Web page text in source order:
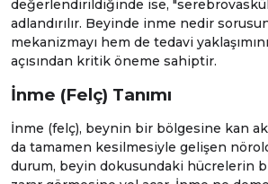
değerlendirildiğinde ise,
adlandırılır. Beyinde inme nedir
mekanizmayı hem de tedavi
açısından kritik öneme sahiptir.
İnme (Felç) Tanımı
İnme (felç), beynin bir bölgesine kan
da tamamen kesilmesiyle gelişen
durum, beyin dokusundaki hücrelerin